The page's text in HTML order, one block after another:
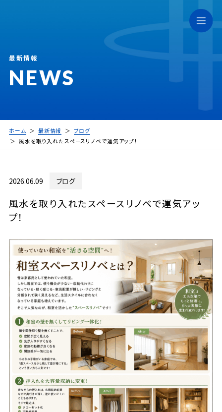
NEWS
最新情報
ホーム 最新情報
ブログ
風水を取り入れたスペースリノベで運気アップ！
2026.06.09 ブログ
風水を取り入れたスペースリノベで運気アッ
プ！